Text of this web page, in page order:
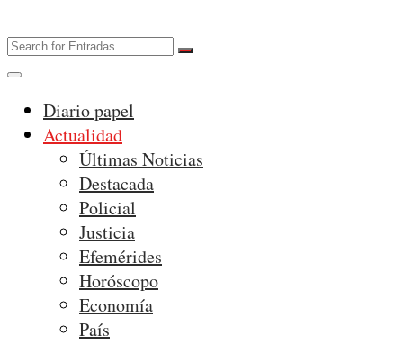
Diario papel
Actualidad
Últimas Noticias
Destacada
Policial
Justicia
Efemérides
Horóscopo
Economía
País